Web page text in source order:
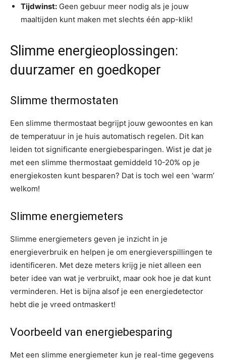
Tijdwinst: Geen gebuur meer nodig als je jouw
maaltijden kunt maken met slechts één app-klik!
Slimme energieoplossingen:
duurzamer en goedkoper
Slimme thermostaten
Een slimme thermostaat begrijpt jouw gewoontes en kan
de temperatuur in je huis automatisch regelen. Dit kan
leiden tot significante energiebesparingen. Wist je dat je
met een slimme thermostaat gemiddeld 10-20% op je
energiekosten kunt besparen? Dat is toch wel een ‘warm’
welkom!
Slimme energiemeters
Slimme energiemeters geven je inzicht in je
energieverbruik en helpen je om energieverspillingen te
identificeren. Met deze meters krijg je niet alleen een
beter idee van wat je verbruikt, maar ook hoe je dat kunt
verminderen. Het is bijna alsof je een energiedetector
hebt die je vreed ontmaskert!
Voorbeeld van energiebesparing
Met een slimme energiemeter kun je real-time gegevens